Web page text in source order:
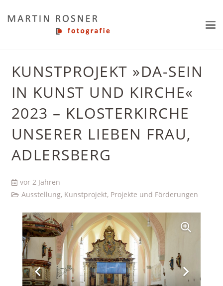
KUNSTPROJEKT »DA-SEIN
IN KUNST UND KIRCHE«
2023 – KLOSTERKIRCHE
UNSERER LIEBEN FRAU,
ADLERSBERG
vor 2 Jahren
Ausstellung, Kunstprojekt, Projekte und Förderungen